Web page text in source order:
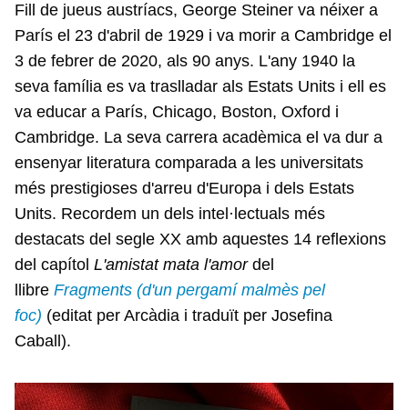
Fill de jueus austríacs, George Steiner va néixer a
París el 23 d'abril de 1929 i va morir a Cambridge el
3 de febrer de 2020, als 90 anys. L'any 1940 la
seva família es va traslladar als Estats Units i ell es
va educar a París, Chicago, Boston, Oxford i
Cambridge. La seva carrera acadèmica el va dur a
ensenyar literatura comparada a les universitats
més prestigioses d'arreu d'Europa i dels Estats
Units. Recordem un dels intel·lectuals més
destacats del segle XX amb aquestes 14 reflexions
del capítol L'amistat mata l'amordel
llibre Fragments (d'un pergamí malmès pel
foc) (editat per Arcàdia i traduït per Josefina
Caball).